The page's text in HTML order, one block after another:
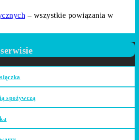
– wszystkie powiązania w
spożywczą